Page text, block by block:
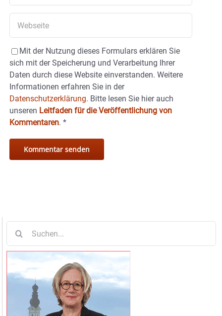
Mit der Nutzung dieses Formulars erklären Sie
sich mit der Speicherung und Verarbeitung Ihrer
Daten durch diese Website einverstanden. Weitere
Informationen erfahren Sie in der
Datenschutzerklärung. Bitte lesen Sie hier auch
unseren Leitfaden für die Veröffentlichung von
Kommentaren. *
nach: